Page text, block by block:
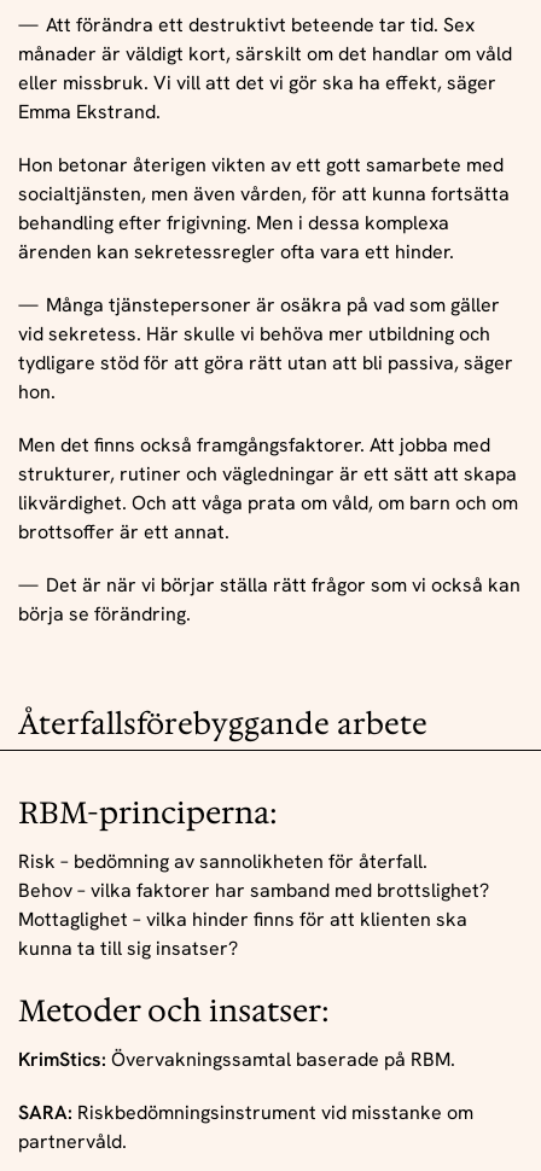
Att förändra ett destruktivt beteende tar tid. Sex
månader är väldigt kort, särskilt om det handlar om våld
eller missbruk. Vi vill att det vi gör ska ha effekt, säger
Emma Ekstrand.
Hon betonar återigen vikten av ett gott samarbete med
socialtjänsten, men även vården, för att kunna fortsätta
behandling efter frigivning. Men i dessa komplexa
ärenden kan sekretessregler ofta vara ett hinder.
Många tjänstepersoner är osäkra på vad som gäller
vid sekretess. Här skulle vi behöva mer utbildning och
tydligare stöd för att göra rätt utan att bli passiva, säger
hon.
Men det finns också framgångsfaktorer. Att jobba med
strukturer, rutiner och vägledningar är ett sätt att skapa
likvärdighet. Och att våga prata om våld, om barn och om
brottsoffer är ett annat.
Det är när vi börjar ställa rätt frågor som vi också kan
börja se förändring.
Återfallsförebyggande arbete
RBM-principerna:
Risk – bedömning av sannolikheten för återfall.
Behov – vilka faktorer har samband med brottslighet?
Mottaglighet – vilka hinder finns för att klienten ska
kunna ta till sig insatser?
Metoder och insatser:
KrimStics: Övervakningssamtal baserade på RBM.
SARA: Riskbedömningsinstrument vid misstanke om
partnervåld.